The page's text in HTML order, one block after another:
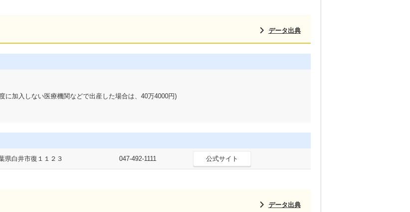
データ出典
に加入しない医療機関などで出産した場合は、40万4000円)
県白井市復１１２３ 047-492-1111 公式サイト
データ出典